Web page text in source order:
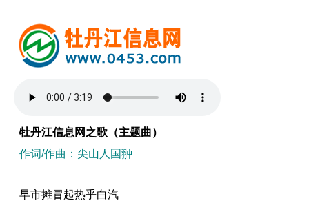
牡丹江信息网之歌（主题曲）
作词/作曲：尖山人国翀
早市摊冒起热乎白汽